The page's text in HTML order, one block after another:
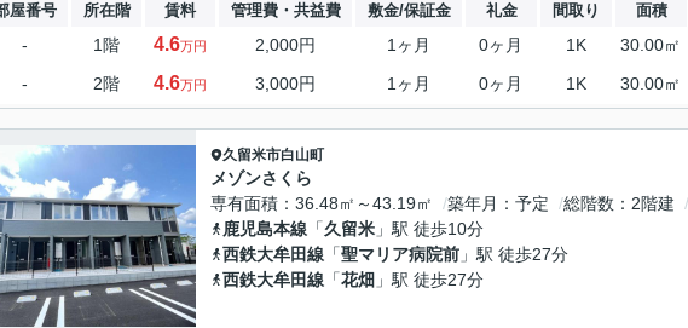
屋番号 所在階 賃料 管理費・共益費 敷金/保証金 礼金 間取り 面積
- 1階 4.6万円 2,000円 1ヶ月 0ヶ月 1K 30.00㎡
- 2階 4.6万円 3,000円 1ヶ月 0ヶ月 1K 30.00㎡
久留米市白山町
メゾンさくら
専有面積
36.48㎡～43.19㎡ 築年月 予定 総階数 2階建
鹿児島本線 「久留米 」駅 徒歩10分
西鉄大牟田線 「聖マリア病院前 」駅 徒歩27分
西鉄大牟田線 「花畑 」駅 徒歩27分